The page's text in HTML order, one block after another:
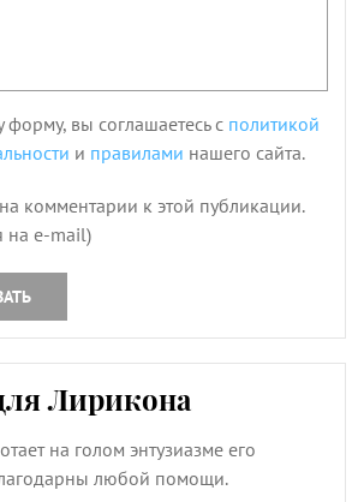
форму, вы соглашаетесь с политикой
и правилами нашего сайта.
комментарии к этой публикации.
на e-mail)
Лирикона
на голом энтузиазме его
любой помощи.